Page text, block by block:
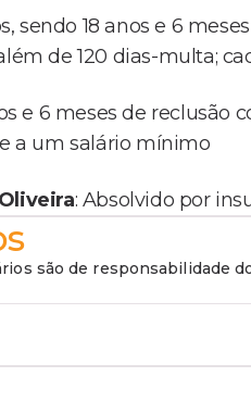
sendo 18 anos e 6
de 120 dias-multa;
e 6 meses de reclusão
a um salário mínimo
: Absolvido por
são de responsabilidade